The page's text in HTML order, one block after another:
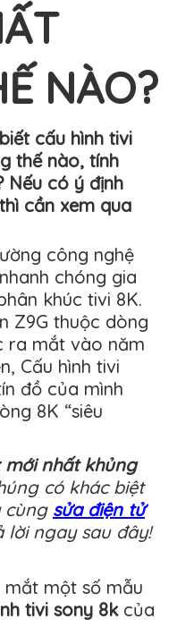
NÀO?
cấu hình tivi
thế nào, tính
Nếu có ý định
cần xem qua
công nghệ
chóng gia
khúc tivi 8K.
Z9G thuộc dòng
ra mắt vào năm
Cấu hình tivi
đồ của mình
8K “siêu
mới nhất khủng
có khác biệt
cùng sửa điện tử
ngay sau đây!
mắt một số mẫu
tivi sony 8kcủa